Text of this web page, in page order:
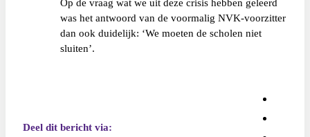
Op de vraag wat we uit deze crisis hebben geleerd
was het antwoord van de voormalig NVK-voorzitter
dan ook duidelijk: ‘We moeten de scholen niet
sluiten’.
Deel dit bericht via: